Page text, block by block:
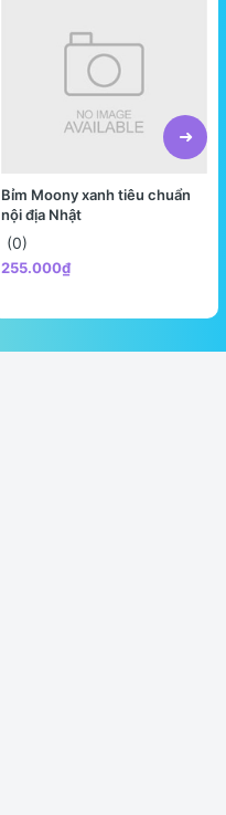
Bỉm Moony xanh tiêu chuẩn
nội địa Nhật
(0)
255.000₫